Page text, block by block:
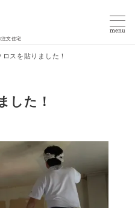
menu
注文住宅
スを貼りました！
した！